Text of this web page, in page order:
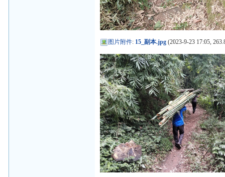
图片附件: 15_副本.jpg (2023-9-23 17:05,